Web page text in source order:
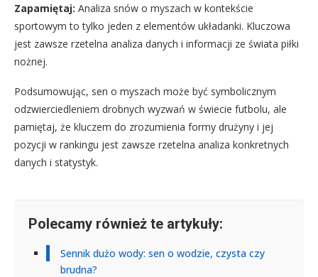
Zapamiętaj: Analiza snów o myszach w kontekście
sportowym to tylko jeden z elementów układanki. Kluczowa
jest zawsze rzetelna analiza danych i informacji ze świata piłki
nożnej.
Podsumowując, sen o myszach może być symbolicznym
odzwierciedleniem drobnych wyzwań w świecie futbolu, ale
pamiętaj, że kluczem do zrozumienia formy drużyny i jej
pozycji w rankingu jest zawsze rzetelna analiza konkretnych
danych i statystyk.
Polecamy również te artykuły:
Sennik dużo wody: sen o wodzie, czysta czy
brudna?